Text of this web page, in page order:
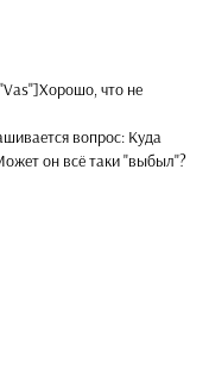
что не
вопрос: Куда
он всё таки "выбыл"?